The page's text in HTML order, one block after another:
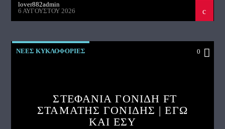
lover882admin
6 ΑΥΓΟΎΣΤΟΥ 2026
ΝΕΕΣ ΚΥΚΛΟΦΟΡΙΕΣ 0
ΣΤΕΦΑΝΙΑ ΓΟΝΙΔΗ FT
ΣΤΑΜΑΤΗΣ ΓΟΝΙΔΗΣ | ΕΓΩ
ΚΑΙ ΕΣΥ